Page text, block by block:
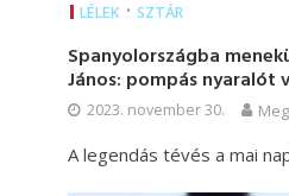
LÉLEK • SZTÁR
Spanyolországba
János: pompás nyaralót
2023. november 30.
A legendás tévés a mai